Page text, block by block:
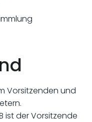
Vorsitzenden und
ist der Vorsitzende